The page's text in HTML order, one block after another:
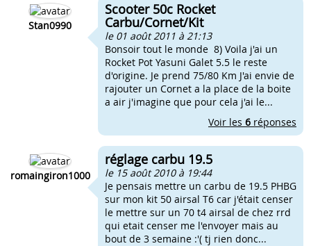
Stan0990
Scooter 50c Rocket
Carbu/Cornet/Kit
le 01 août 2011 à 21:13
Bonsoir tout le monde 8) Voila j'ai un
Rocket Pot Yasuni Galet 5.5 le reste
d'origine. Je prend 75/80 Km J'ai envie de
rajouter un Cornet a la place de la boite
a air j'imagine que pour cela j'ai le...
Voir les 6 réponses
romaingiron1000
réglage carbu 19.5
le 15 août 2010 à 19:44
Je pensais mettre un carbu de 19.5 PHBG
sur mon kit 50 airsal T6 car j'était censer
le mettre sur un 70 t4 airsal de chez rrd
qui etait censer me l'envoyer mais au
bout de 3 semaine :'( tj rien donc...